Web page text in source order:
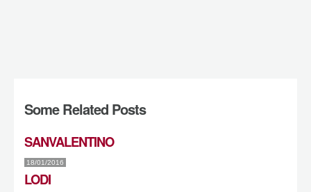
Some Related Posts
SANVALENTINO
18/01/2016
LODI